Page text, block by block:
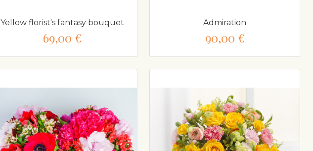
Yellow florist's fantasy bouquet
69,00 €
Admiration
90,00 €